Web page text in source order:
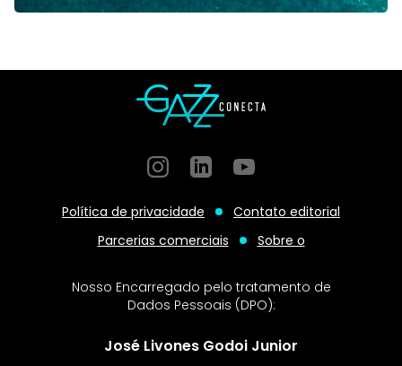
InstagramGitHubGitHub
Política de privacidade
Contato editorial
Parcerias comerciais
Sobre o
Nosso Encarregado pelo tratamento de
Dados Pessoais (DPO):
José Livones Godoi Junior